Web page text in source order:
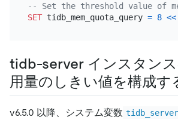
-- Set the threshold value of
SET tidb_mem_quota_query = 8 <<
tidb-server インスタン
用量のしきい値を構成す
v6.5.0 以降、システム変数